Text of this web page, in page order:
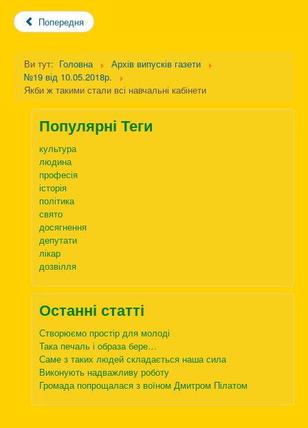
Попередня
Ви тут: Головна
Архів випусків газети
№19 від 10.05.2018р.
Якби ж такими стали всі навчальні кабінети
Популярні Теги
культура
людина
професія
історія
політика
свято
досягнення
депутати
лікар
дозвілля
Останні статті
Створюємо простір для молоді
Така печаль і образа бере…
Саме з таких людей складається наша сила
Виконують надважливу роботу
Громада попрощалася з воїном Дмитром Пілатом